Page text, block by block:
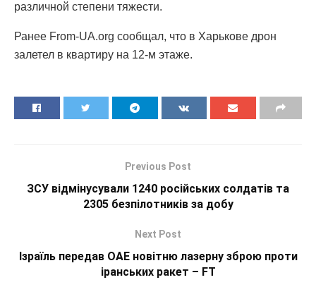
различной степени тяжести.
Ранее From-UA.org сообщал, что в Харькове дрон
залетел в квартиру на 12-м этаже.
Previous Post
ЗСУ відмінусували 1240 російських солдатів та
2305 безпілотників за добу
Next Post
Ізраїль передав ОАЕ новітню лазерну зброю проти
іранських ракет – FT